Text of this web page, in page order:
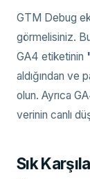
GTM Debug
görmelisiniz.
GA4 etiketinin
aldığından ve
olun. Ayrıca
verinin canlı
Sık